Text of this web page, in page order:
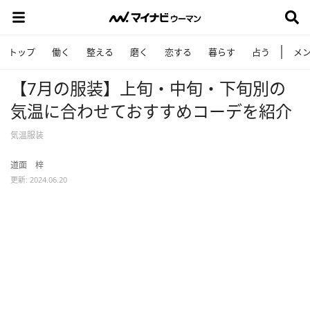
トップ 働く 整える 磨く 恋する 暮らす 占う メ
【7月の服装】上旬・中旬・下旬別の
気温に合わせておすすめコーデを紹介
気温服装
道面 梓
更新: 2024.06.20